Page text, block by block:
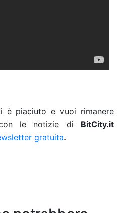
è piaciuto e vuoi rimanere
con le notizie di BitCity.it
gratuita.